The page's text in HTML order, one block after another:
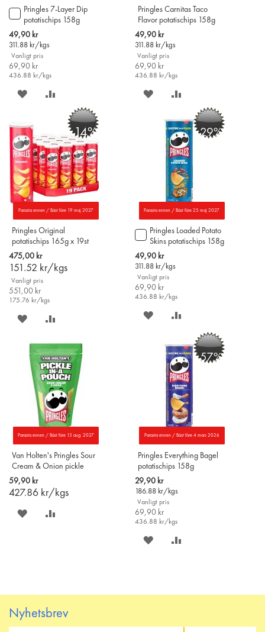
Pringles 7-Layer Dip
potatischips 158g
Special
Price
49,90 kr
311.88 kr/kgs
Vanligt pris
69,90 kr
436.88 kr/kgs
Lägg
till
i
varukorgen
SPARA
ÖNSKELISTAN
JÄMFÖR
Pringles Carnitas Taco
Flavor potatischips 158g
Special
Price
49,90 kr
311.88 kr/kgs
Vanligt pris
69,90 kr
436.88 kr/kgs
SPARA
ÖNSKELISTAN
JÄMFÖR
-14%
Parasta ennen / Bäst före 19 maj 2027
Pringles Original
potatischips 165g x 19st
475,00 kr
151.52 kr/kgs
Vanligt pris
551,00 kr
175.76 kr/kgs
SPARA
ÖNSKELISTAN
JÄMFÖR
Parasta ennen / Bäst före 25 maj 2027
-29%
Pringles Loaded Potato
Skins potatischips 158g
Special
Price
49,90 kr
311.88 kr/kgs
Vanligt pris
69,90 kr
436.88 kr/kgs
Lägg
till
i
varukorgen
SPARA
ÖNSKELISTAN
JÄMFÖR
Parasta ennen / Bäst före 13 aug. 2027
Van Holten's Pringles Sour
Cream & Onion pickle
142g
59,90 kr
427.86 kr/kgs
SPARA
-57%
Parasta ennen / Bäst före 4 mars 2026
Pringles Everything Bagel
potatischips 158g
Special
Price
29,90 kr
186.88 kr/kgs
Vanligt pris
69,90 kr
436.88 kr/kgs
SPARA
Nyhetsbrev